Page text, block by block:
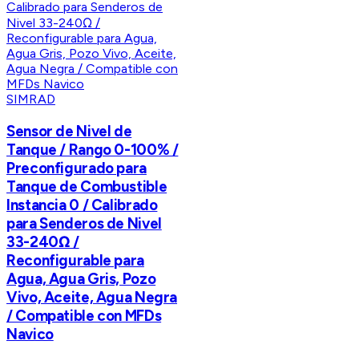
SIMRAD
Sensor de Nivel de
Tanque / Rango 0-100% /
Preconfigurado para
Tanque de Combustible
Instancia 0 / Calibrado
para Senderos de Nivel
33-240Ω /
Reconfigurable para
Agua, Agua Gris, Pozo
Vivo, Aceite, Agua Negra
/ Compatible con MFDs
Navico